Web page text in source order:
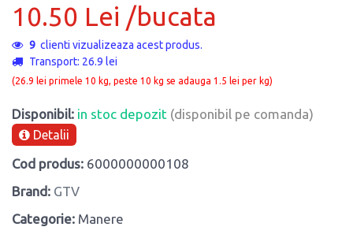
10.50 Lei /bucata
9 clienti vizualizeaza acest produs.
Transport: 26.9 lei
(26.9 lei primele 10 kg, peste 10 kg se adauga 1.5 lei per kg)
Disponibil: in stoc depozit (disponibil pe comanda)
Detalii
Cod produs: 6000000000108
Brand: GTV
Categorie: Manere